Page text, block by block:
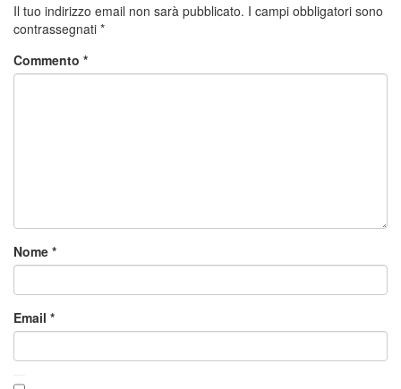
Il tuo indirizzo email non sarà pubblicato. I campi obbligatori sono
contrassegnati *
Commento *
Nome *
Email *